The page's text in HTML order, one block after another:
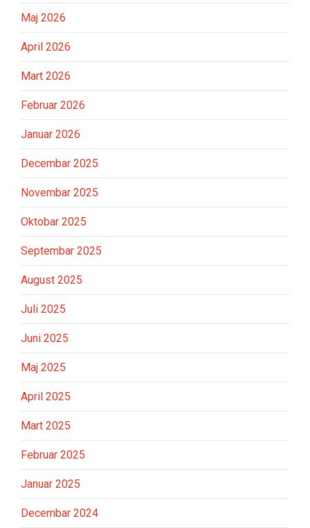
Maj 2026
April 2026
Mart 2026
Februar 2026
Januar 2026
Decembar 2025
Novembar 2025
Oktobar 2025
Septembar 2025
August 2025
Juli 2025
Juni 2025
Maj 2025
April 2025
Mart 2025
Februar 2025
Januar 2025
Decembar 2024